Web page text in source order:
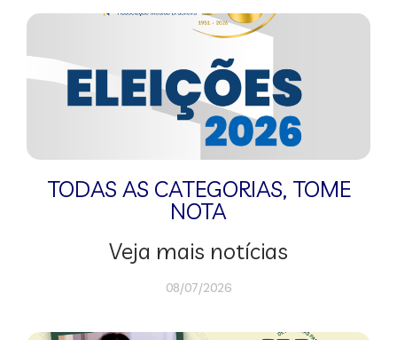
TODAS AS CATEGORIAS, TOME
NOTA
Veja mais notícias
08/07/2026